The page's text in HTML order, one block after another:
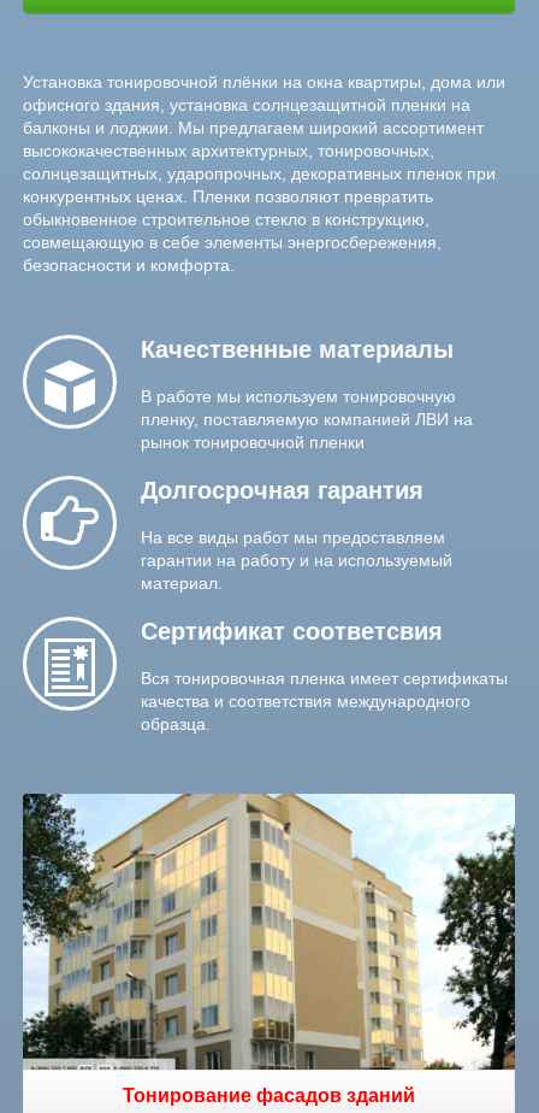
Установка тонировочной плёнки на окна квартиры, дома или
офисного здания, установка солнцезащитной пленки на
балконы и лоджии. Мы предлагаем широкий ассортимент
высококачественных архитектурных, тонировочных,
солнцезащитных, ударопрочных, декоративных пленок при
конкурентных ценах. Пленки позволяют превратить
обыкновенное строительное стекло в конструкцию,
совмещающую в себе элементы энергосбережения,
безопасности и комфорта.
Качественные материалы
В работе мы используем тонировочную
пленку, поставляемую компанией ЛВИ на
рынок тонировочной пленки
Долгосрочная гарантия
На все виды работ мы предоставляем
гарантии на работу и на используемый
материал.
Сертификат соответсвия
Вся тонировочная пленка имеет сертификаты
качества и соответствия международного
образца.
Тонирование фасадов зданий